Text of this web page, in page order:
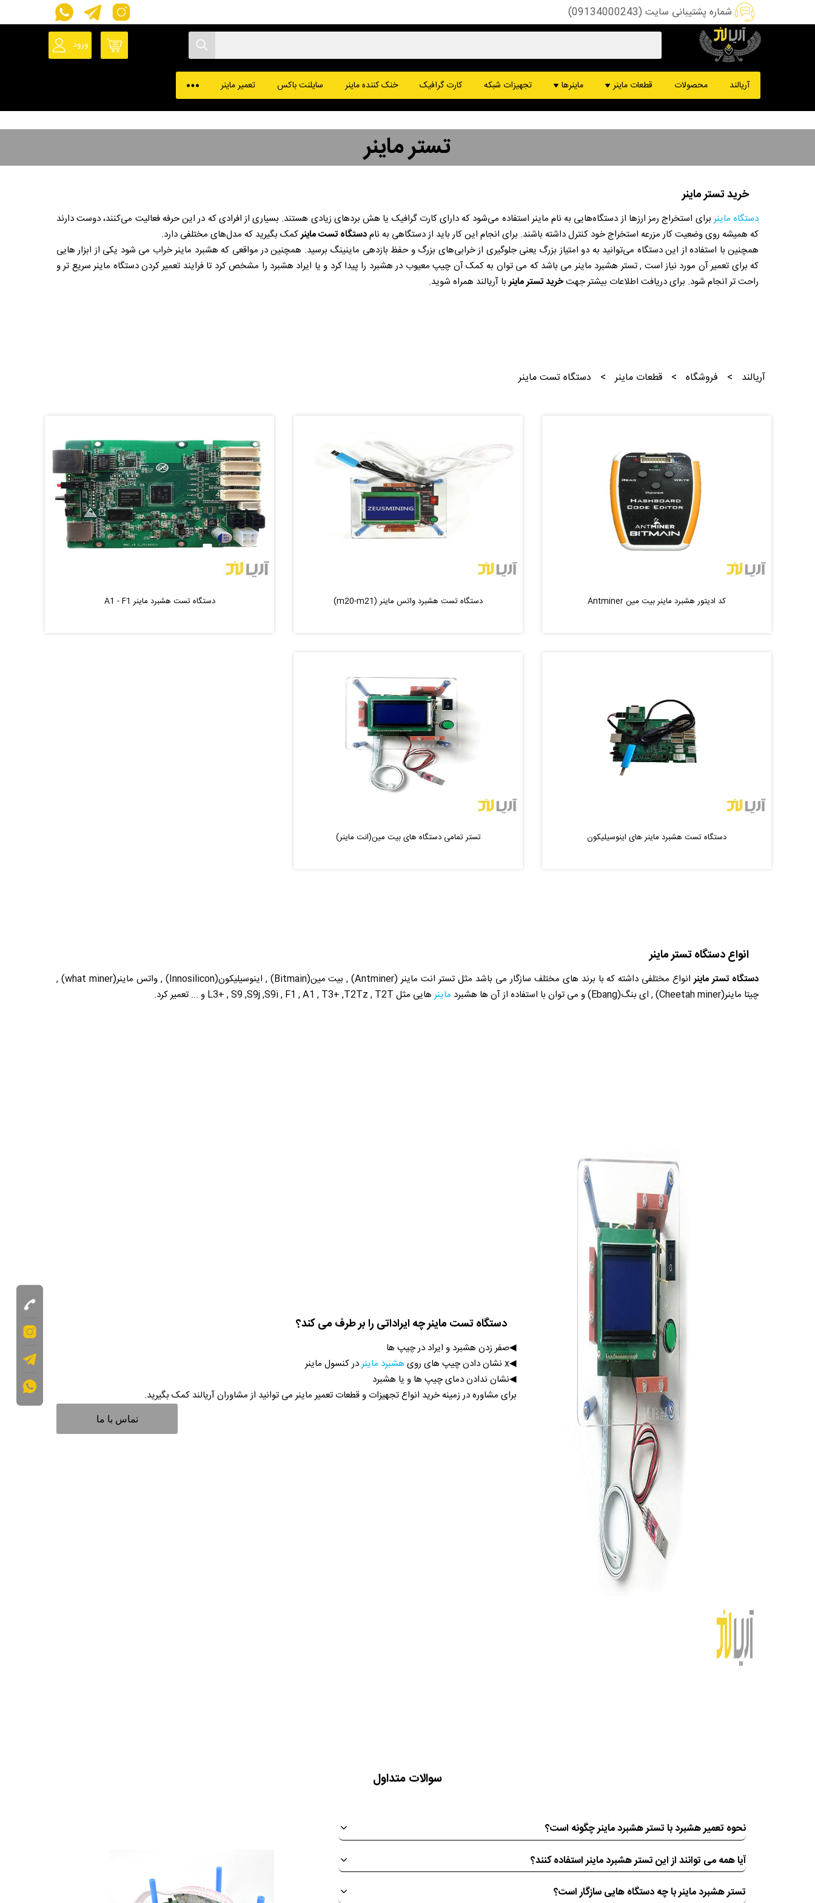
شماره پشتیبانی سایت (09134000243)
ورود
آریالند محصولات قطعات ماینر
پاور ماینر
ماینرهاماینر بیت کوینتجهیزات شبکه کارت گرافیک خنک کننده ماینر سایلنت باکس تعمیر ماینر
حساب کاربری
پروفایل ماینر
تستر ماینر
خرید تستر ماینر
دستگاه ماینربرای استخراج رمز ارزها از دستگاه‌هایی به نام ماینر استفاده می‌شود که دارای کارت گرافیک یا هش بردهای زیادی هستند. بسیاری از افرادی که در این حرفه فعالیت می‌کنند، دوست دارند
که همیشه روی وضعیت کار مزرعه استخراج خود کنترل داشته باشند. برای انجام این کار باید از دستگاهی به نامدستگاه تست ماینرکمک بگیرید که مدل‌های مختلفی دارد.
همچنین با استفاده از این دستگاه می‌توانید به دو امتیاز بزرگ یعنی جلوگیری از خرابی‌های بزرگ و حفظ بازدهی ماینینگ برسید. همچنین در مواقعی که هشبرد ماینر خراب می شود یکی از ابزار هایی
که برای تعمیر آن مورد نیاز است , تستر هشبرد ماینر می باشد که می توان به کمک آن چیپ معیوب در هشبرد را پیدا کرد و یا ایراد هشبرد را مشخص کرد تا فرایند تعمیر کردن دستگاه ماینر سریع تر و
راحت تر انجام شود. برای دریافت اطلاعات بیشتر جهتخرید تستر ماینربا آریالند همراه شوید.
آریالند > فروشگاه > قطعات ماینر > دستگاه تست ماینر
کد ادیتور هشبرد ماینر بیت مین Antminer دستگاه تست هشبرد واتس ماینر (m20-m21) دستگاه تست هشبرد ماینر A1 - F1
دستگاه تست هشبرد ماینر های اینوسیلیکون تستر تمامی دستگاه های بیت مین(انت ماینر)
انواع دستگاه تستر ماینر
دستگاه تستر ماینر
انواع مختلفی داشته که با برند های مختلف سازگار می باشد مثل تستر انت ماینر (Antminer) , بیت مین(Bitmain) , اینوسیلیکون(Innosilicon) , واتس ماینر(what miner) ,
چیتا ماینر(Cheetah miner) , ای بنگ(Ebang) و می توان با استفاده از آن ها هشبرد
ماینرهایی مثل L3+ , S9 ,S9j ,S9i , F1 , A1 , T3+ ,T2Tz , T2T و ... تعمیر کرد.
دستگاه تست ماینر چه ایراداتی را بر طرف می کند؟
◀صفر زدن هشبرد و ایراد در چیپ ها
◀x نشان دادن چیپ های روی
هشبرد ماینردر کنسول ماینر
◀نشان ندادن دمای چیپ ها و یا هشبرد
برای مشاوره در زمینه خرید انواع تجهیزات و قطعات تعمیر ماینر می توانید از مشاوران آریالند کمک بگیرید.
تماس با ما
سوالات متداول
نحوه تعمیر هشبرد با تستر هشبرد ماینر چگونه است؟
آیا همه می توانند از این تستر هشبرد ماینر استفاده کنند؟
تستر هشبرد ماینر با چه دستگاه هایی سازگار است؟